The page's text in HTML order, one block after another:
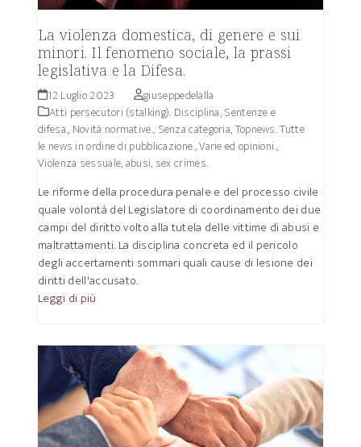
La violenza domestica, di genere e sui
minori. Il fenomeno sociale, la prassi
legislativa e la Difesa.
12 Luglio 2023
giuseppedelalla
Atti persecutori (stalking). Disciplina, Sentenze e
difesa., Novità normative., Senza categoria,Topnews. Tutte
le news in ordine di pubblicazione.,Varie ed opinioni.,
Violenza sessuale, abusi, sex crimes.
Le riforme della procedura penale e del processo civile
quale volontà del Legislatore di coordinamento dei due
campi del diritto volto alla tutela delle vittime di abusi e
maltrattamenti. La disciplina concreta ed il pericolo
degli accertamenti sommari quali cause di lesione dei
diritti dell'accusato.
Leggi di più